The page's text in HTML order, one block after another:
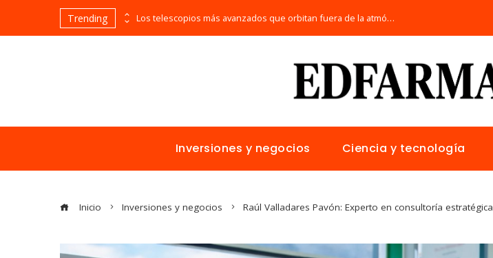
Trending Alimentos naturales con vitamina C para mejorar la reparación de tejidos y la salud general Los telescopios más avanzados que orbitan fuera de la atmósfera terrestre
Inversiones y negocios Ciencia y tecnología
Inicio Inversiones y negocios Raúl Valladares Pavón: Experto en consultoría estratégica